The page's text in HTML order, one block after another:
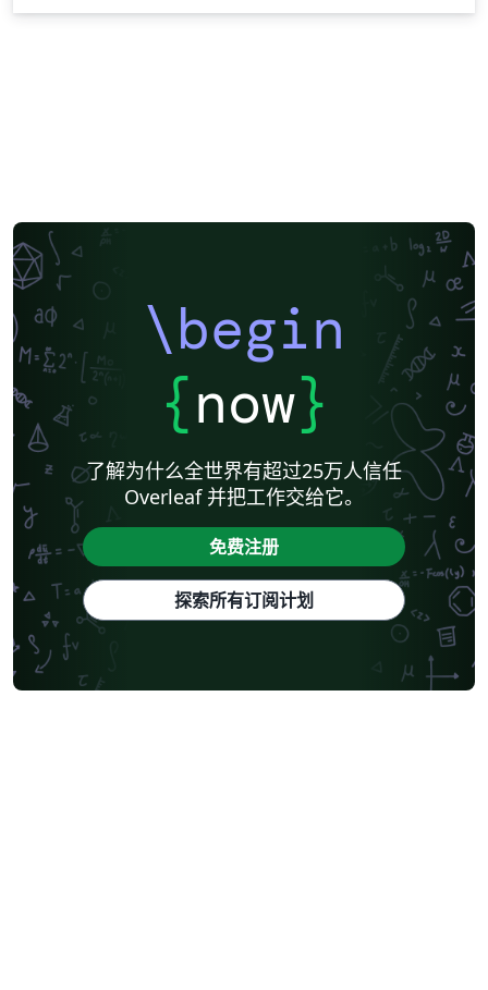
\begin
{now}
了解为什么全世界有超过25万人信任
Overleaf 并把工作交给它。
免费注册
探索所有订阅计划